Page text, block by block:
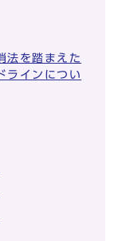
法を踏まえた
ラインについ